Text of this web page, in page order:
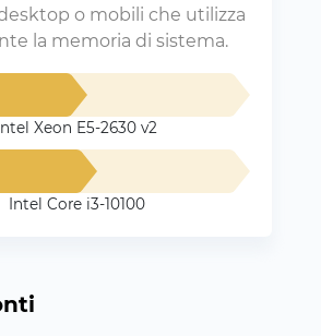
o mobili che utilizza
la memoria di sistema.
Intel Xeon E5-2630 v2
Intel Core i3-10100